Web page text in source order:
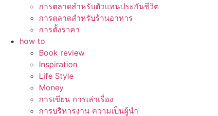
การตลาดสำหรับตัวแทนประกันชีวิต
การตลาดสำหรับร้านอาหาร
การตั้งราคา
how to
Book review
Inspiration
Life Style
Money
การเขียน การเล่าเรื่อง
การบริหารงาน ความเป็นผู้นำ